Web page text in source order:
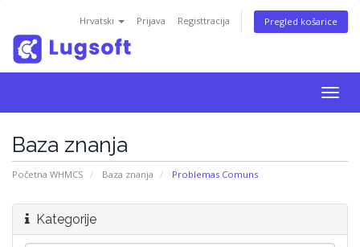
Hrvatski Prijava Registtracija Pregled košarice
Baza znanja
Početna WHMCS Baza znanja Problemas Comuns
Kategorije